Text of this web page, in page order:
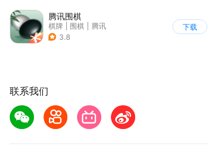
腾讯围棋
棋牌 围棋
腾讯
3.8
下载
联系我们